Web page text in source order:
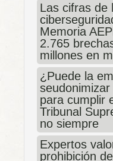
Las cifras de
Memoria
2.765
millones en
¿Puede la
para cumplir
Tribunal
no siempre
Expertos
prohibición